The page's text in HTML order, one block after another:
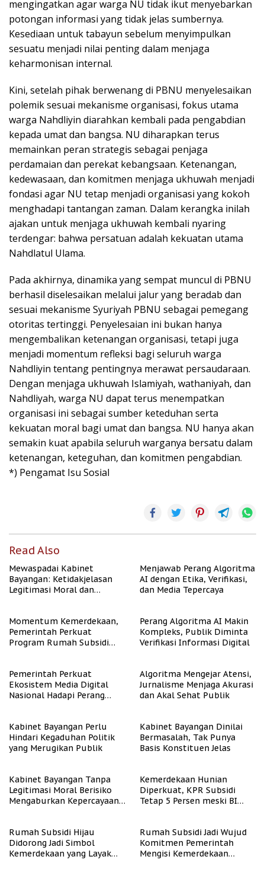
mengingatkan agar warga NU tidak ikut menyebarkan
potongan informasi yang tidak jelas sumbernya.
Kesediaan untuk tabayun sebelum menyimpulkan
sesuatu menjadi nilai penting dalam menjaga
keharmonisan internal.
Kini, setelah pihak berwenang di PBNU menyelesaikan
polemik sesuai mekanisme organisasi, fokus utama
warga Nahdliyin diarahkan kembali pada pengabdian
kepada umat dan bangsa. NU diharapkan terus
memainkan peran strategis sebagai penjaga
perdamaian dan perekat kebangsaan. Ketenangan,
kedewasaan, dan komitmen menjaga ukhuwah menjadi
fondasi agar NU tetap menjadi organisasi yang kokoh
menghadapi tantangan zaman. Dalam kerangka inilah
ajakan untuk menjaga ukhuwah kembali nyaring
terdengar: bahwa persatuan adalah kekuatan utama
Nahdlatul Ulama.
Pada akhirnya, dinamika yang sempat muncul di PBNU
berhasil diselesaikan melalui jalur yang beradab dan
sesuai mekanisme Syuriyah PBNU sebagai pemegang
otoritas tertinggi. Penyelesaian ini bukan hanya
mengembalikan ketenangan organisasi, tetapi juga
menjadi momentum refleksi bagi seluruh warga
Nahdliyin tentang pentingnya merawat persaudaraan.
Dengan menjaga ukhuwah Islamiyah, wathaniyah, dan
Nahdliyah, warga NU dapat terus menempatkan
organisasi ini sebagai sumber keteduhan serta
kekuatan moral bagi umat dan bangsa. NU hanya akan
semakin kuat apabila seluruh warganya bersatu dalam
ketenangan, keteguhan, dan komitmen pengabdian.
*) Pengamat Isu Sosial
Read Also
Mewaspadai Kabinet
Bayangan: Ketidakjelasan
Legitimasi Moral dan
Menjawab Perang Algoritma
AI dengan Etika, Verifikasi,
dan Media Tepercaya
Momentum Kemerdekaan,
Pemerintah Perkuat
Program Rumah Subsidi
Perang Algoritma AI Makin
Kompleks, Publik Diminta
Verifikasi Informasi Digital
Pemerintah Perkuat
Ekosistem Media Digital
Nasional Hadapi Perang
Algoritma Mengejar Atensi,
Jurnalisme Menjaga Akurasi
dan Akal Sehat Publik
Kabinet Bayangan Perlu
Hindari Kegaduhan Politik
yang Merugikan Publik
Kabinet Bayangan Dinilai
Bermasalah, Tak Punya
Basis Konstituen Jelas
Kabinet Bayangan Tanpa
Legitimasi Moral Berisiko
Mengaburkan Kepercayaan
Kemerdekaan Hunian
Diperkuat, KPR Subsidi
Tetap 5 Persen meski BI
Rumah Subsidi Hijau
Didorong Jadi Simbol
Kemerdekaan yang Layak
Rumah Subsidi Jadi Wujud
Komitmen Pemerintah
Mengisi Kemerdekaan